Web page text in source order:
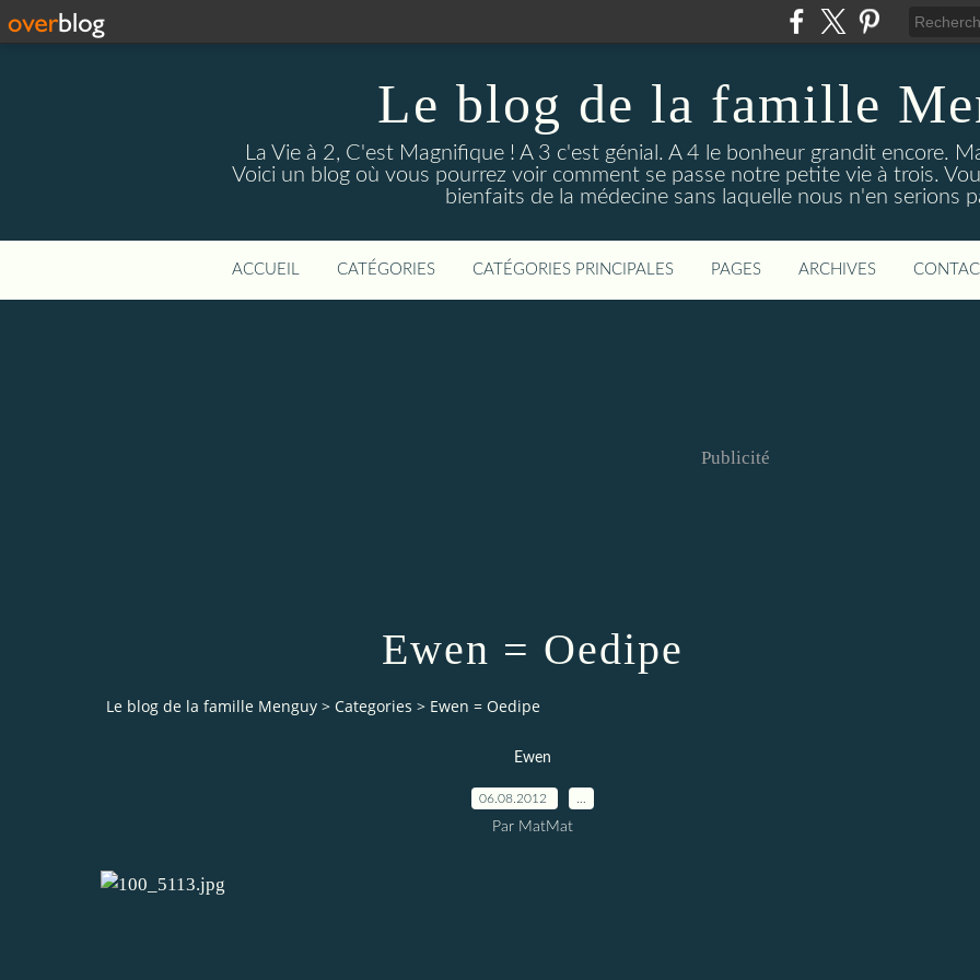
Le blog de la famille
La Vie à 2, C'est Magnifique ! A 3 c'est génial. A 4 le bonheur grandit encore.
Voici un blog où vous pourrez voir comment se passe notre petite vie à trois.
bienfaits de la médecine sans laquelle nous n'en serions
ACCUEIL CATÉGORIES CATÉGORIES PRINCIPALES PAGES ARCHIVES
Publicité
Ewen = Oedipe
Le blog de la famille Menguy > Categories > Ewen = Oedipe
Ewen
06.08.2012
Par MatMat